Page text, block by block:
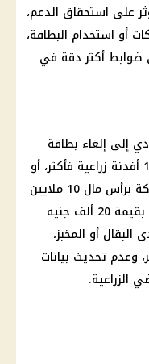
على استحقاق الدعم،
أو استخدام البطاقة،
أكثر دقة في
إلى إلغاء بطاقة
ووقف الدعم، أبرزها امتلاك 10 أفدنة زراعية فأكثر، أو
سيارة حديثة موديل بعد 2017، أو شركة برأس مال 10 ملايين
جنيه أو أكثر، أو دفع مصروفات مدارس بقيمة 20 ألف جنيه
أو المخبز،
والسلع لمدة 6 أشهر، وعدم تحديث بيانات
الزراعية.